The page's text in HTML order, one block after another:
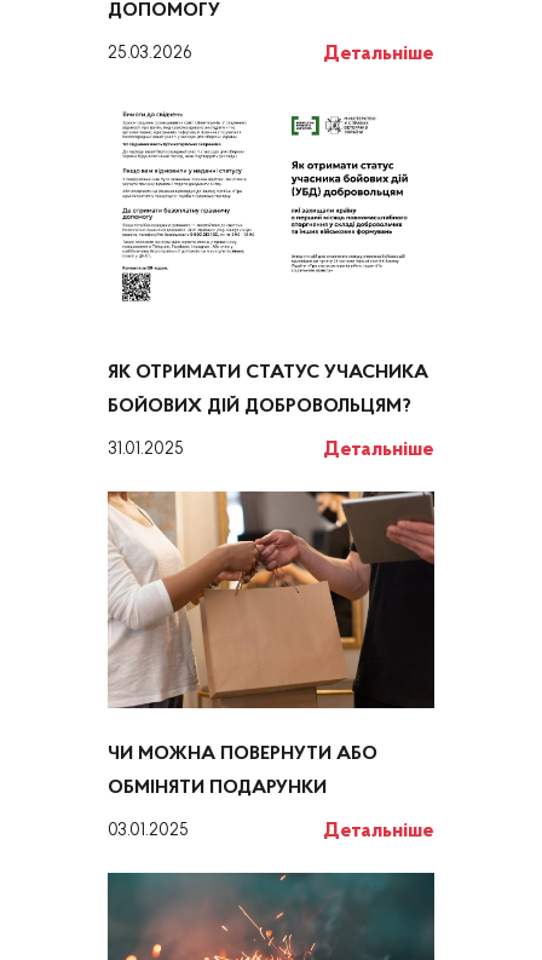
ДОПОМОГУ
25.03.2026 Детальніше
ЯК ОТРИМАТИ СТАТУС УЧАСНИКА
БОЙОВИХ ДІЙ ДОБРОВОЛЬЦЯМ?
31.01.2025 Детальніше
ЧИ МОЖНА ПОВЕРНУТИ АБО
ОБМІНЯТИ ПОДАРУНКИ
03.01.2025 Детальніше